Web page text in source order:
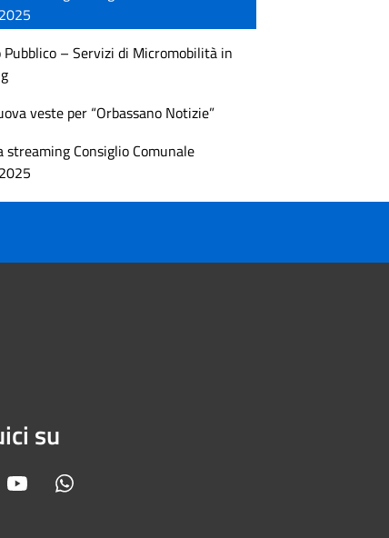
Pubblico – Servizi di Micromobilità in
veste per “Orbassano Notizie”
streaming Consiglio Comunale
su
Youtube